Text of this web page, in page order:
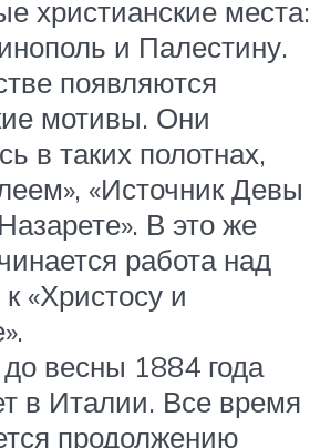
христианские места:
и Палестину.
появляются
мотивы. Они
в таких полотнах,
«Источник Девы
В это же
работа над
«Христосу и
весны 1884 года
в Италии. Все время
продолжению